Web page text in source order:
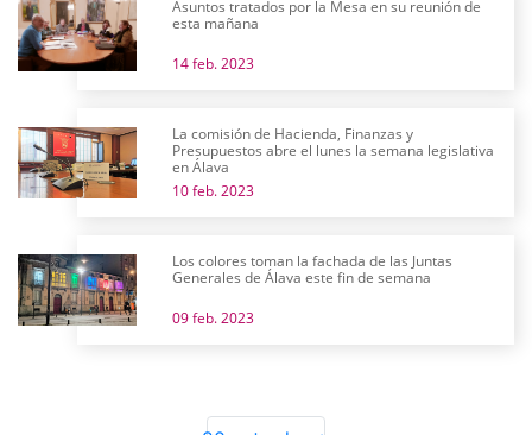
Asuntos tratados por la Mesa en su reunión de
esta mañana
14 feb. 2023
La comisión de Hacienda, Finanzas y
Presupuestos abre el lunes la semana legislativa
en Álava
10 feb. 2023
Los colores toman la fachada de las Juntas
Generales de Álava este fin de semana
09 feb. 2023